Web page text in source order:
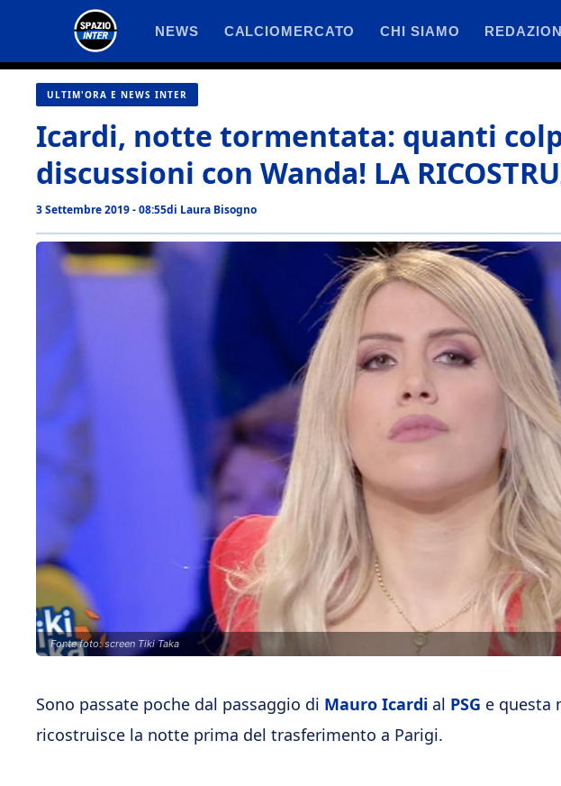
contenuto
NEWS CALCIOMERCATO CHI SIAMO
ULTIM'ORA E NEWS INTER
Icardi, notte tormentata: quanti
discussioni con Wanda! LA
3 Settembre 2019 - 08:55di Laura Bisogno
Fonte foto: screen Tiki Taka
Sono passate poche dal passaggio di Mauro Icardi al PSG e questa
ricostruisce la notte prima del trasferimento a Parigi.